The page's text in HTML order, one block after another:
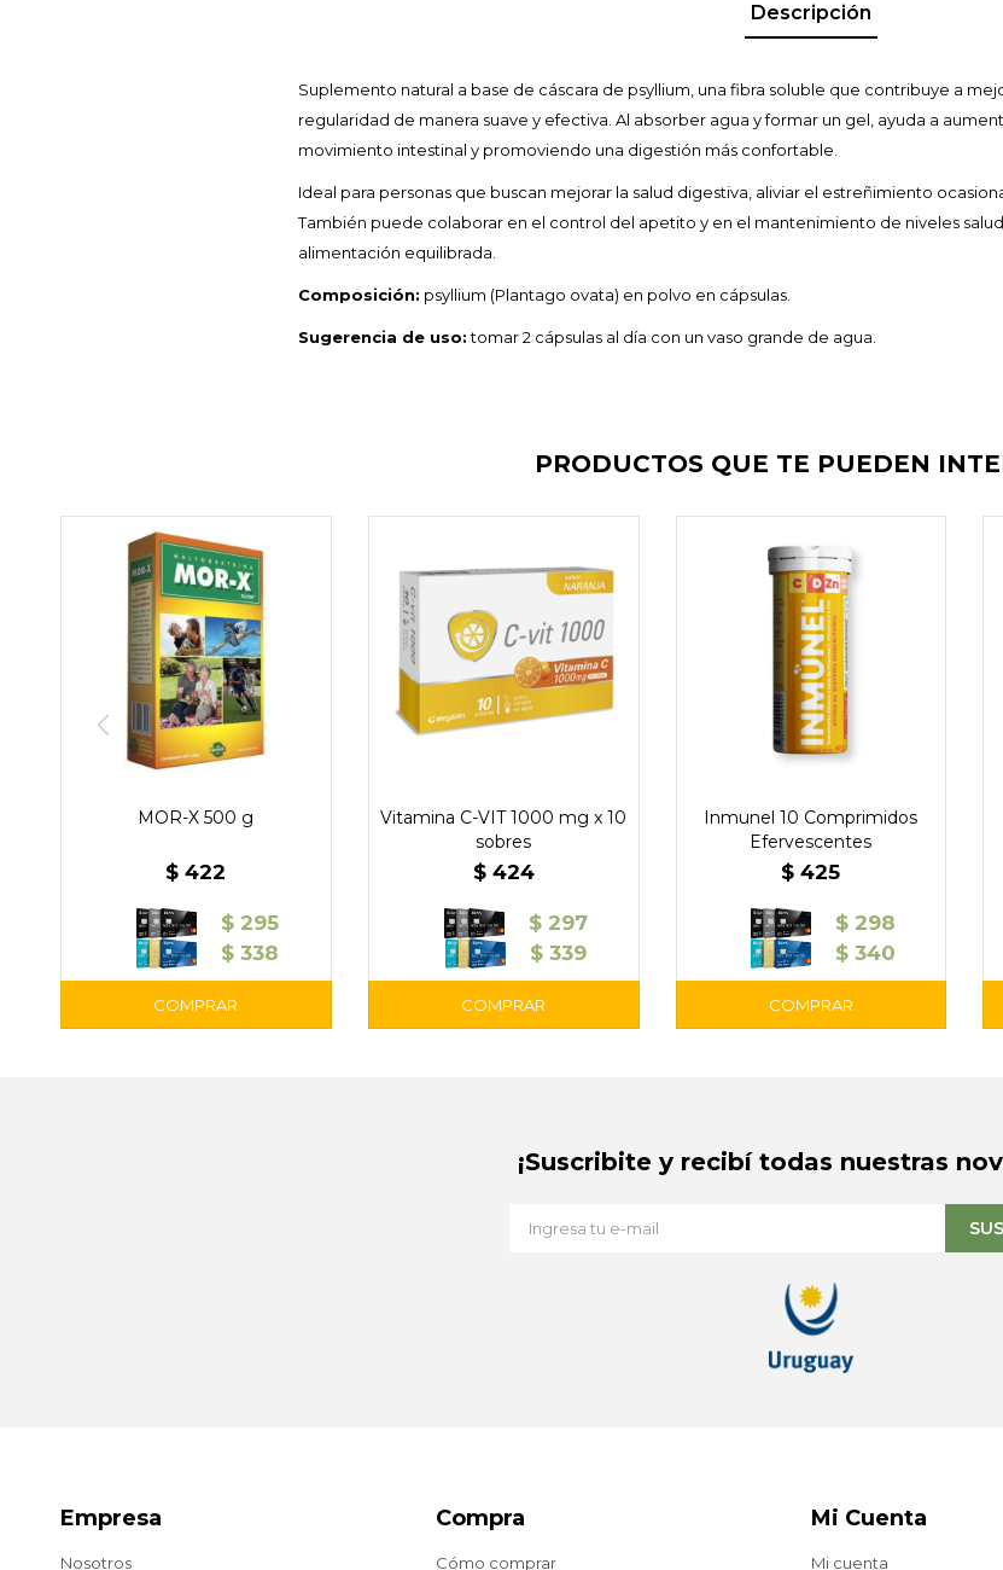
Descripción
Suplemento natural a base de cáscara de psyllium, una fibra soluble que contribuye a
regularidad de manera suave y efectiva. Al absorber agua y formar un gel, ayuda a
movimiento intestinal y promoviendo una digestión más confortable.
Ideal para personas que buscan mejorar la salud digestiva, aliviar el estreñimiento
También puede colaborar en el control del apetito y en el mantenimiento de niveles
alimentación equilibrada.
Composición: psyllium (Plantago ovata) en polvo en cápsulas.
Sugerencia de uso:tomar 2 cápsulas al día con un vaso grande de agua.
PRODUCTOS QUE TE PUEDEN
MOR-X 500 g
$ 422
$ 295
$ 338
Vitamina C-VIT 1000 mg x 10
sobres
$ 424
$ 297
$ 339
Inmunel 10 Comprimidos
Efervescentes
$ 425
$ 298
$ 340
Empresa
Nosotros
Compra
Cómo comprar
Mi Cuenta
Mi cuenta
¡Suscribite y recibí todas nuestras